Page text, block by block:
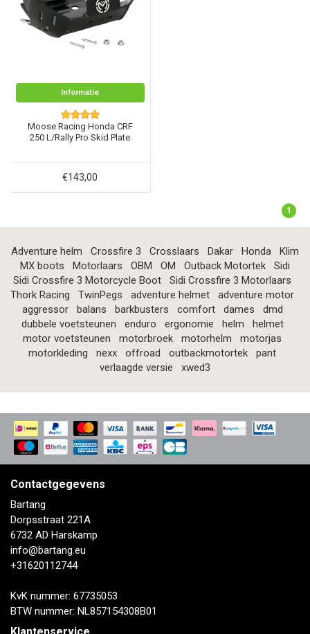
Informatie
Moose Racing Honda CRF
250 L/Rally Pro Skid Plate
€143,00
1
Adventure helm Crossfire 3 Crosslaars Dakar Honda
Klim
MX boots
Motorlaars OBM OM Outback Motortek
Sidi
Sidi Crossfire 3 Motorcycle Boot
Sidi Crossfire 3 Motorlaars
Thork Racing
TwinPegs adventure helmet
adventure motor
aggressor
balans barkbusters comfort dames
dmd
dubbele voetsteunen
enduro ergonomie helm
helmet
motor voetsteunen
motorbroek motorhelm
motorjas
motorkleding
nexx offroad outbackmotortek
pant
verlaagde versie
xwed3
Contactgegevens
Bartang
Dorpsstraat 221A
6732 AD Harskamp
info@bartang.eu
+31620112744
KvK nummer: 67735053
BTW nummer: NL857154308B01